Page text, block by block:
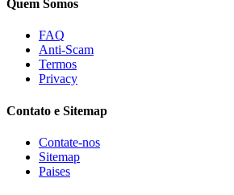
Quem Somos
FAQ
Anti-Scam
Termos
Privacy
Contato e Sitemap
Contate-nos
Sitemap
Paises